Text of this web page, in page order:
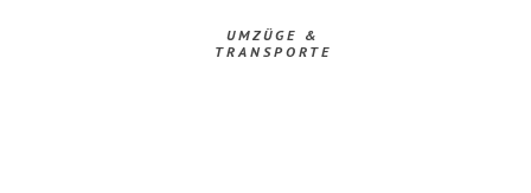
UMZÜGE &
TRANSPORTE